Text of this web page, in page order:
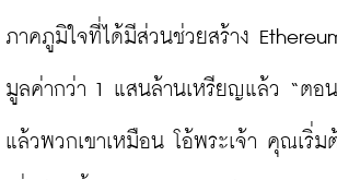
ภาคภูมิใจที่ได้มีส่วนช่วยสร้าง
มูลค่ากว่า 1 แสนล้านเหรียญแล้ว “ตอ
แล้วพวกเขาเหมือน โอ้พระเจ้า คุณเริ่